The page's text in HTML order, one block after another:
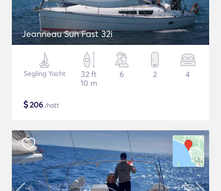
Jeanneau Sun Fast 32i
Segling Yacht
32 ft
10 m
6 2 4
$206 /natt